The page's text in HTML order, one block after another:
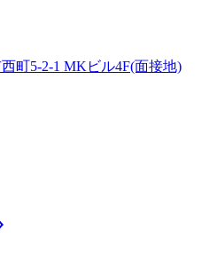
町5-2-1 MKビル4F(面接地)